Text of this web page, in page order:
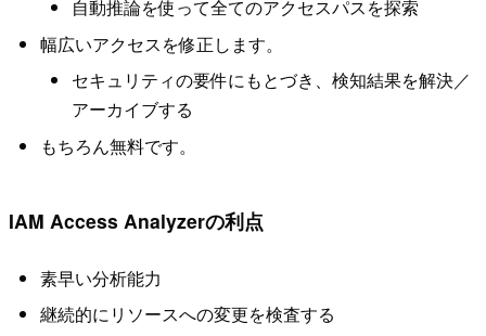
自動推論を使って全てのアクセスパスを探索
幅広いアクセスを修正します。
セキュリティの要件にもとづき、検知結果を解決／
アーカイブする
もちろん無料です。
IAM Access Analyzerの利点
素早い分析能力
継続的にリソースへの変更を検査する